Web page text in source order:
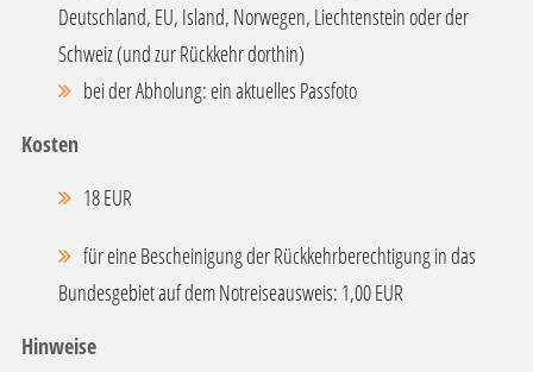
Deutschland, EU, Island, Norwegen, Liechtenstein oder der
Schweiz (und zur Rückkehr dorthin)
bei der Abholung: ein aktuelles Passfoto
Kosten
18 EUR
für eine Bescheinigung der Rückkehrberechtigung in das
Bundesgebiet auf dem Notreiseausweis: 1,00 EUR
Hinweise